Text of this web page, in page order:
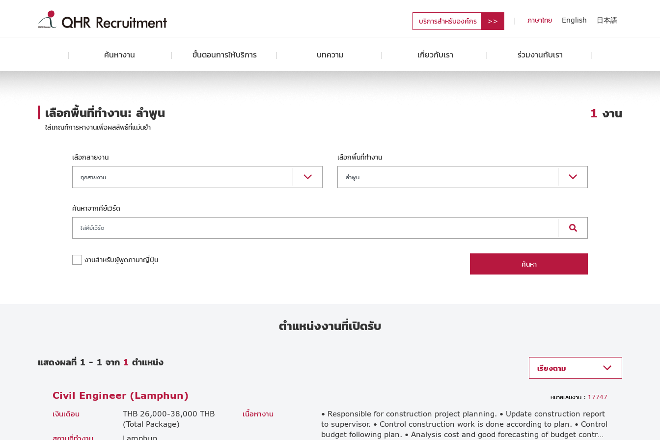
บริการสำหรับองค์กร ภาษาไทย English 日本語
ค้นหางาน ขั้นตอนการให้บริการ บทความ เกี่ยวกับเรา ร่วมงานกับเรา
เลือกพื้นที่ทำงาน: ลำพูน
ใส่เกณท์การหางานเพื่อผลลัพธ์ที่แม่นยำ
1 งาน
เลือกสายงาน
ทุกสายงาน
เลือกพื้นที่ทำงาน
ลำพูน
ค้นหาจากคีย์เวิร์ด
งานสำหรับผู้พูดภาษาญี่ปุ่น
ค้นหา
ตำแหน่งงานที่เปิดรับ
แสดงผลที่ 1 - 1 จาก 1 ตำแหน่ง
เรียงตาม
Civil Engineer (Lamphun) หมายเลขงาน : 17747
เงินเดือน
THB 26,000-38,000 THB
(Total Package)
สถานที่ทำงาน
Lamphun
เนื้อหางาน
• Responsible for construction project planning. • Update construction report
to supervisor. • Control construction work is done according to plan. • Control
budget following plan. • Analysis cost and good forecasting of budget control in order to support other sections. • Develop and improve the construction process and good quality checking. • Other related tasks as assigned.